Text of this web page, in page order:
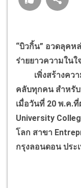
“บิวกิ้น” อวดลุค
ร่ายยาวความในใ
เพิ่งสร้างควา
คลับทุกคน สำหรั
เมื่อวันที่ 20 พ.ค.
University
โลก สาขา
กรุงลอนดอน ประ